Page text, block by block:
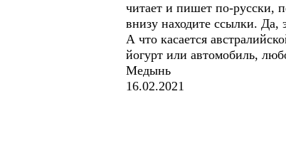
читает и пишет по-русски,
внизу находите ссылки. Да,
А что касается
йогурт или автомобиль,
Медынь
16.02.2021